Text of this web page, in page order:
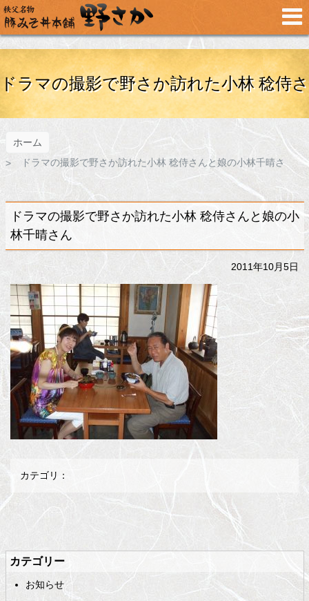
メ
イ
ン
コ
テ
ン
ッ
ドラマの撮影で野さか訪れた小林 稔侍さ
んと娘の小林千晴さん
ホーム
ドラマの撮影で野さか訪れた小林 稔侍さんと娘の小林千晴さ
ドラマの撮影で野さか訪れた小林 稔侍さんと娘の小
林千晴さん
2011年10月5日
カテゴリ：
ン
ジカテゴリー
お知らせ